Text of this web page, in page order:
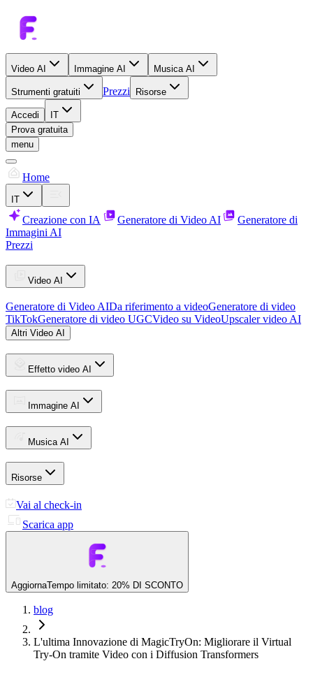
Video AI Immagine AI Musica AI
Strumenti gratuiti Prezzi Risorse
Accedi
IT
Prova gratuita
menu
Home
IT
Creazione con IA Generatore di Video AI
Generatore di
Immagini AI
Prezzi
Video AI
Generatore di Video AIDa riferimento a videoGeneratore di video
TikTokGeneratore di video UGCVideo su VideoUpscaler video AI
Altri Video AI
Effetto video AI
Immagine AI
Musica AI
Risorse
Vai al check-in
Scarica app
AggiornaTempo limitato: 20% DI SCONTO
blog
L'ultima Innovazione di MagicTryOn: Migliorare il Virtual
Try-On tramite Video con i Diffusion Transformers